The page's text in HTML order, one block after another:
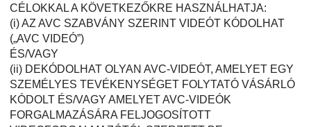
CÉLOKKAL A KÖVETKEZŐKRE HASZNÁLHATJA:
(i) AZ AVC SZABVÁNY SZERINT VIDEÓT KÓDOLHAT
(„AVC VIDEÓ”)
ÉS/VAGY
(ii) DEKÓDOLHAT OLYAN AVC-VIDEÓT, AMELYET EGY
SZEMÉLYES TEVÉKENYSÉGET FOLYTATÓ VÁSÁRLÓ
KÓDOLT ÉS/VAGY AMELYET AVC-VIDEÓK
FORGALMAZÁSÁRA FELJOGOSÍTOTT